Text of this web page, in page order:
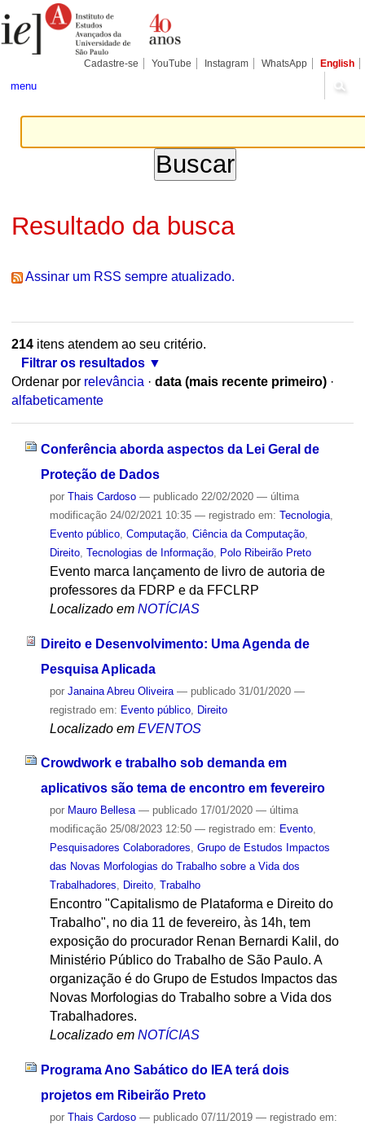
para
conteúdo.
Pessoais
Cadastre-se YouTube Instagram WhatsApp English
menu
Resultado da busca
Assinar um RSS sempre atualizado.
214itens atendem ao seu critério.
Filtrar os resultados
Ordenar por relevância · data (mais recente primeiro) ·
alfabeticamente
Conferência aborda aspectos da Lei Geral de
Proteção de Dados
por Thais Cardoso — publicado22/02/2020 — última
modificação24/02/2021 10:35 — registrado em: Tecnologia,
Evento público, Computação, Ciência da Computação,
Direito, Tecnologias de Informação, Polo Ribeirão Preto
Evento marca lançamento de livro de autoria de
professores da FDRP e da FFCLRP
Localizado em NOTÍCIAS
Direito e Desenvolvimento: Uma Agenda de
Pesquisa Aplicada
por Janaina Abreu Oliveira — publicado31/01/2020 —
registrado em: Evento público, Direito
Localizado em EVENTOS
Crowdwork e trabalho sob demanda em
aplicativos são tema de encontro em fevereiro
por Mauro Bellesa — publicado17/01/2020 — última
modificação25/08/2023 12:50 — registrado em: Evento,
Pesquisadores Colaboradores, Grupo de Estudos Impactos
das Novas Morfologias do Trabalho sobre a Vida dos
Trabalhadores, Direito, Trabalho
Encontro "Capitalismo de Plataforma e Direito do
Trabalho", no dia 11 de fevereiro, às 14h, tem
exposição do procurador Renan Bernardi Kalil, do
Ministério Público do Trabalho de São Paulo. A
organização é do Grupo de Estudos Impactos das
Novas Morfologias do Trabalho sobre a Vida dos
Trabalhadores.
Localizado em NOTÍCIAS
Programa Ano Sabático do IEA terá dois
projetos em Ribeirão Preto
por Thais Cardoso — publicado07/11/2019 — registrado em: